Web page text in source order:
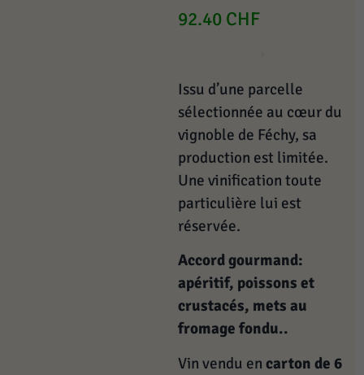
92.40 CHF
Issu d’une parcelle
sélectionnée au cœur du
vignoble de Féchy, sa
production est limitée.
Une vinification toute
particulière lui est
réservée.
Accord gourmand:
apéritif, poissons et
crustacés, mets au
fromage fondu..
Vin vendu en carton de 6